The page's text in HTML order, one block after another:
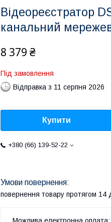
Відеореєстратор
канальний
8 379 ₴
Під замовлення
Відправка з 11 серпня 2026
Купити
+380 (66) 139-52-22
повернення товару протягом 14